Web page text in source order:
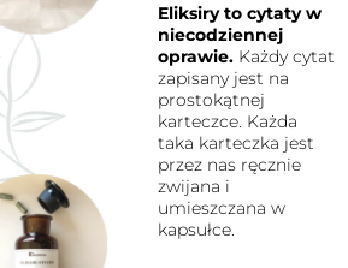
Eliksiry to cytaty w
niecodziennej
oprawie. Każdy cytat
zapisany jest na
prostokątnej
karteczce. Każda
taka karteczka jest
przez nas ręcznie
zwijana i
umieszczana w
kapsułce.